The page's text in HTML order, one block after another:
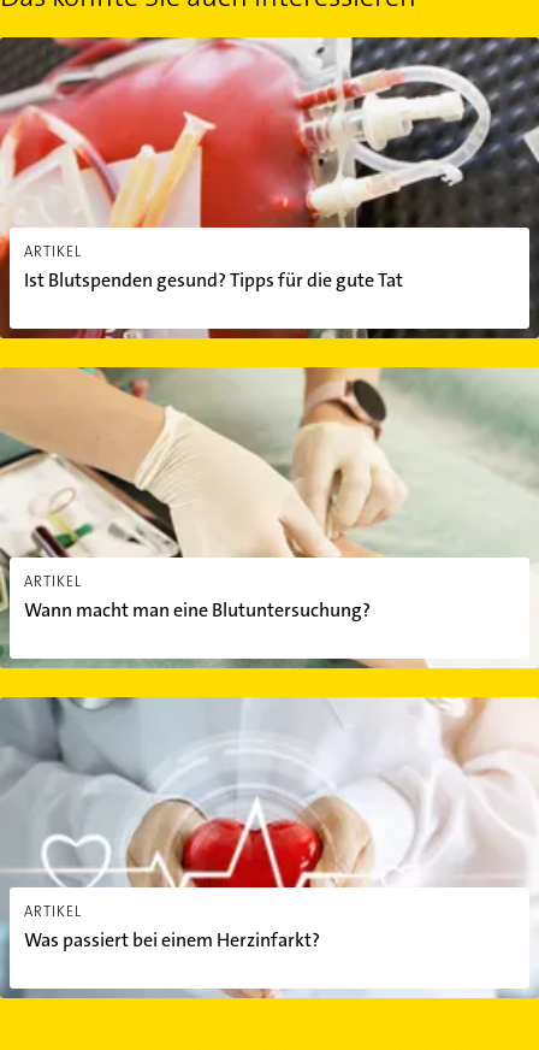
ARTIKEL
Ist Blutspenden gesund? Tipps für die gute Tat
Ist Blutspenden gesund? Tipps für die gute Tat
ARTIKEL
Wann macht man eine Blutuntersuchung?
Wann macht man eine Blutuntersuchung?
ARTIKEL
Was passiert bei einem Herzinfarkt?
Was passiert bei einem Herzinfarkt?